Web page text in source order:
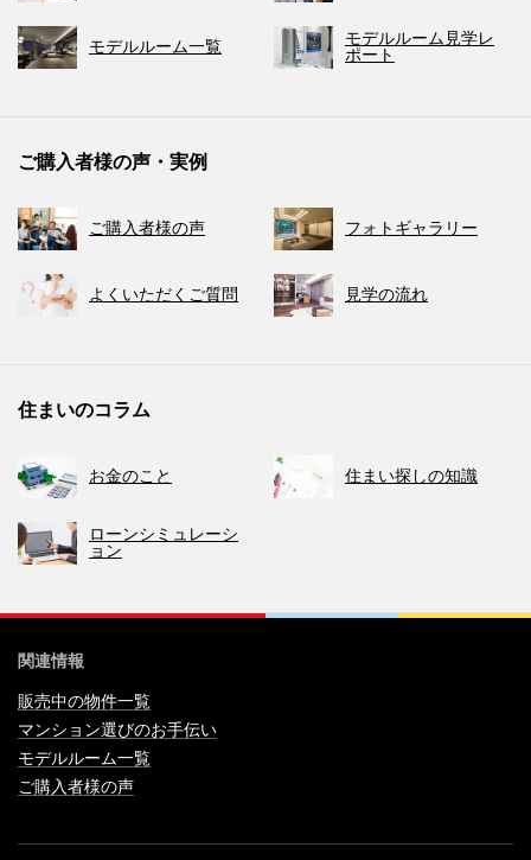
モデルルーム一覧
モデルルーム見学レ
ポート
ご購入者様の声・実例
ご購入者様の声 フォトギャラリー
よくいただくご質問 見学の流れ
住まいのコラム
お金のこと 住まい探しの知識
ローンシミュレーシ
ョン
関連情報
販売中の物件一覧
マンション選びのお手伝い
モデルルーム一覧
ご購入者様の声